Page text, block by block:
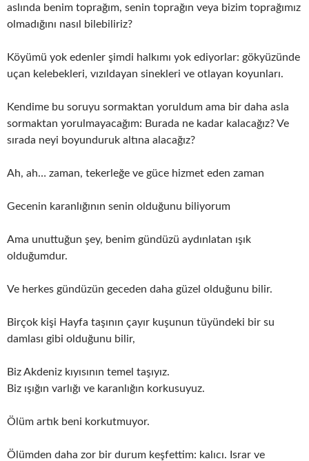
aslında benim toprağım, senin toprağın veya bizim toprağımız
olmadığını nasıl bilebiliriz?
Köyümü yok edenler şimdi halkımı yok ediyorlar: gökyüzünde
uçan kelebekleri, vızıldayan sinekleri ve otlayan koyunları.
Kendime bu soruyu sormaktan yoruldum ama bir daha asla
sormaktan yorulmayacağım: Burada ne kadar kalacağız? Ve
sırada neyi boyunduruk altına alacağız?
Ah, ah… zaman, tekerleğe ve güce hizmet eden zaman
Gecenin karanlığının senin olduğunu biliyorum
Ama unuttuğun şey, benim gündüzü aydınlatan ışık
olduğumdur.
Ve herkes gündüzün geceden daha güzel olduğunu bilir.
Birçok kişi Hayfa taşının çayır kuşunun tüyündeki bir su
damlası gibi olduğunu bilir,
Biz Akdeniz kıyısının temel taşıyız.
Biz ışığın varlığı ve karanlığın korkusuyuz.
Ölüm artık beni korkutmuyor.
Ölümden daha zor bir durum keşfettim: kalıcı. Israr ve